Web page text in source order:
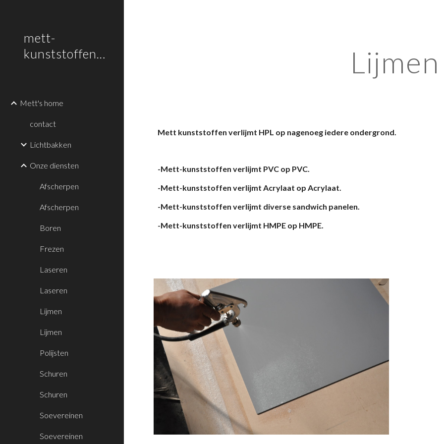
mett-
kunststoffen.nl
Mett's home
contact
Lichtbakken
Onze diensten
Afscherpen
Afscherpen
Boren
Frezen
Laseren
Laseren
Lijmen
Lijmen
Polijsten
Schuren
Schuren
Soevereinen
Soevereinen
Lijmen
Mett kunststoffen verlijmt HPL op nagenoeg iedere ondergrond.
-Mett-kunststoffen verlijmt PVC op PVC.
-Mett-kunststoffen verlijmt Acrylaat op Acrylaat.
-Mett-kunststoffen verlijmt diverse sandwich panelen.
-Mett-kunststoffen verlijmt HMPE op HMPE.